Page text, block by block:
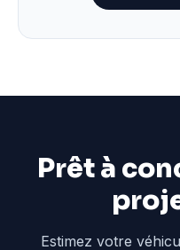
Prêt à
Estimez votre